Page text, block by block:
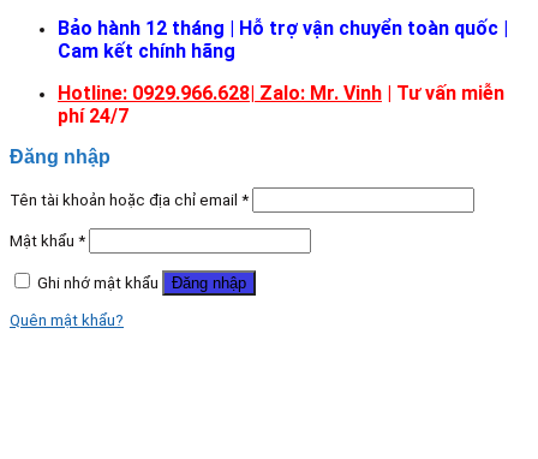
Bảo hành 12 tháng | Hỗ trợ vận chuyển toàn quốc |
Cam kết chính hãng
Hotline: 0929.966.628| Zalo: Mr. Vinh | Tư vấn miễn
phí 24/7
Đăng nhập
Tên tài khoản hoặc địa chỉ email *
Mật khẩu *
Ghi nhớ mật khẩu Đăng nhập
Quên mật khẩu?